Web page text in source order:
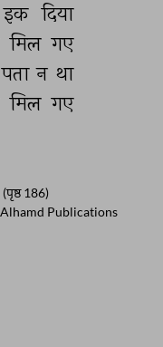
इक दिया
मिल गए
पता न था
मिल गए
186)
Publications